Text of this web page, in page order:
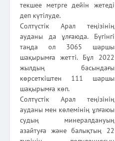
текшее метрге дейін жетеді
деп күтілуде.
Солтүстік Арал теңізінің
ауданы да ұлғаюда. Бүгінгі
таңда ол 3065 шаршы
шақырымға жетті. Бұл 2022
жылдың басындағы
көрсеткіштен 111 шаршы
шақырымға көп.
Солтүстік Арал теңізінің
ауданы мен көлемінің ұлғаюы
судың минералдануың
азайтуға және балықтың 22